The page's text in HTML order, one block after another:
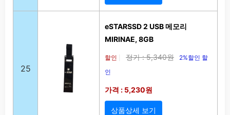
25
eSTARSSD 2 USB 메모리
MIRINAE, 8GB
할인 정가 : 5,340원
2%할인 할
인
가격 : 5,230원
상품상세 보기